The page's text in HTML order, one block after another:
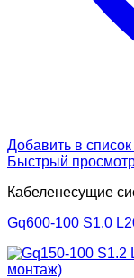
Добавить в
Быстрый
Кабеленесущие
Gq600-100 S1.0